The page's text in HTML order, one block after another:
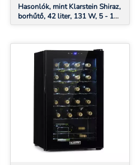
Hasonlók, mint Klarstein Shiraz,
borhűtő, 42 liter, 131 W, 5 - 18
°C, érintőképernyős